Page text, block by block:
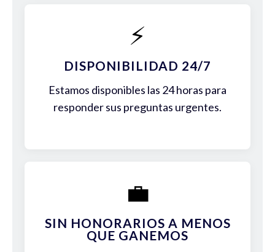
⚡
DISPONIBILIDAD 24/7
Estamos disponibles las 24 horas para
responder sus preguntas urgentes.
💼
SIN HONORARIOS A MENOS
QUE GANEMOS